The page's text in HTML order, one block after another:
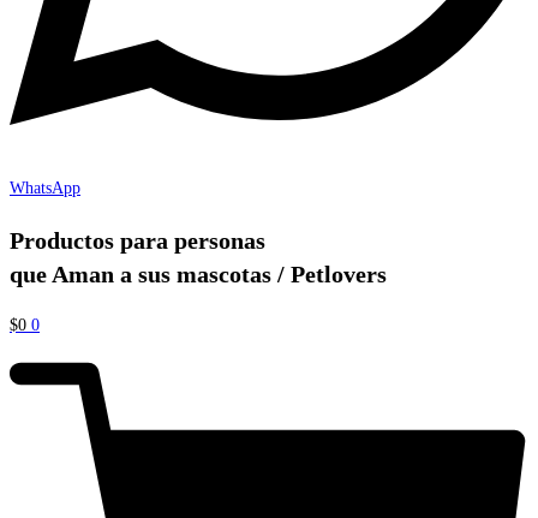
WhatsApp
Productos para personas
que Aman a sus mascotas / Petlovers
$0 0